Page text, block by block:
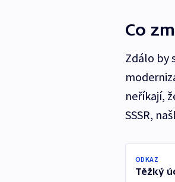
Co
Zdálo by
neříkají,
SSSR,
ODKAZ
Těžký